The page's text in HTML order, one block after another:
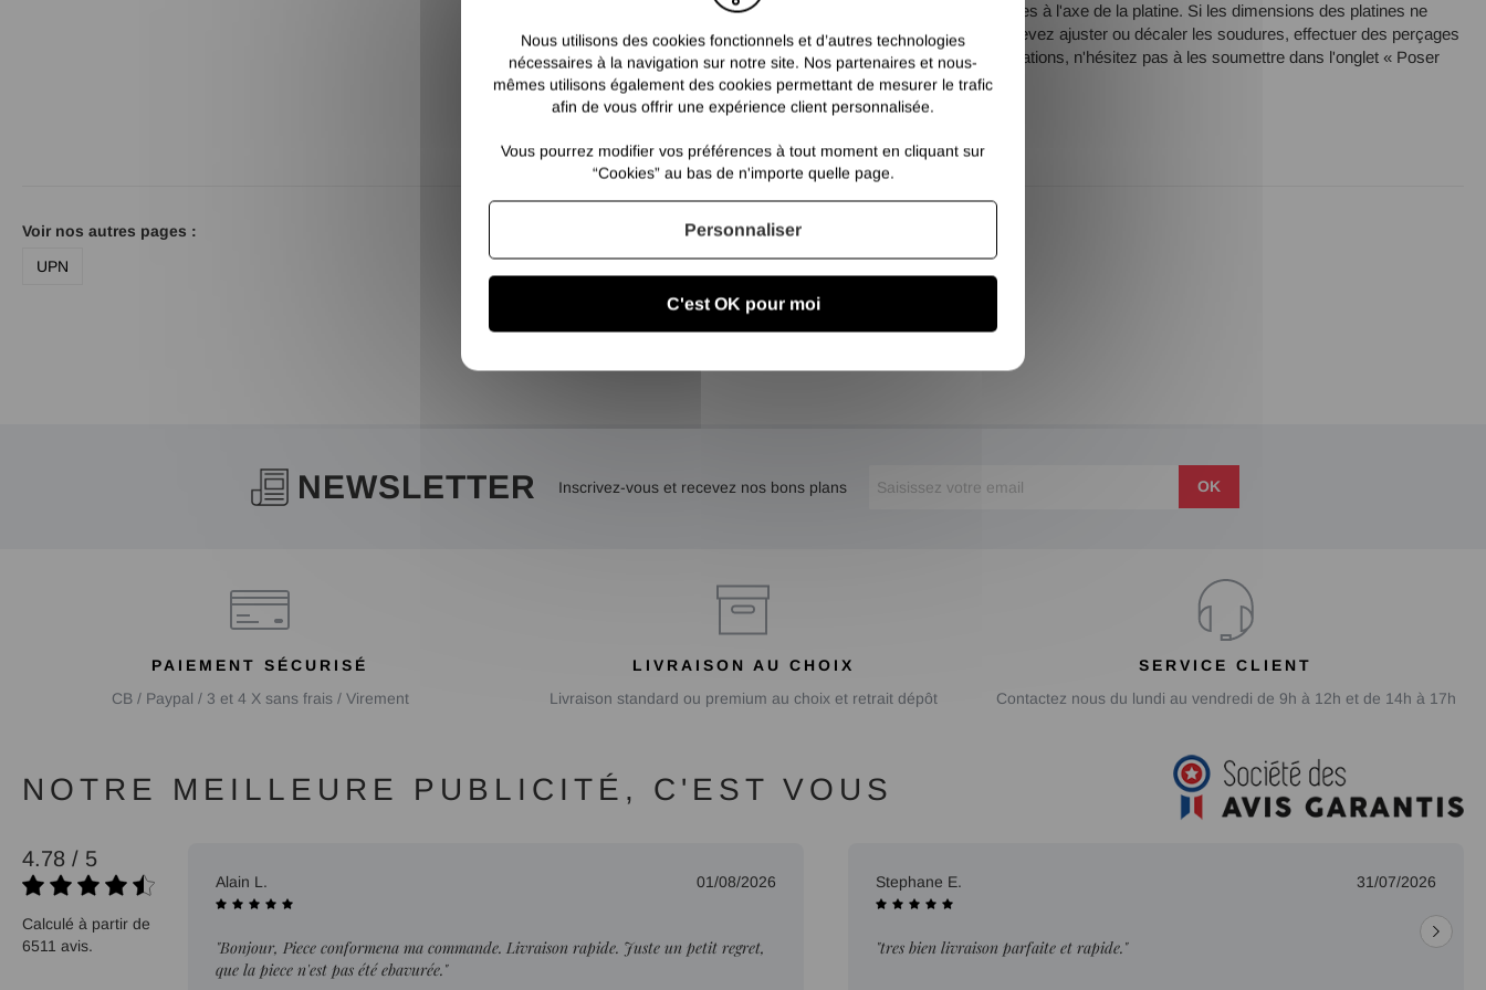
Les poutrelles sont toutes soudées à l'axe de la platine. Si les dimensions des platines ne
vous conviennent pas, si vous devez ajuster ou décaler les soudures, effectuer des perçages
ou si vous avez d'autres interrogations, n'hésitez pas à les soumettre dans l'onglet « Poser
une question ».
Voir nos autres pages :
UPN
NEWSLETTER Inscrivez-vous et recevez nos bons plans OK
PAIEMENT SÉCURISÉ
CB / Paypal / 3 et 4 X sans frais / Virement
LIVRAISON AU CHOIX
Livraison standard ou premium au choix et retrait dépôt
SERVICE CLIENT
Contactez nous du lundi au vendredi de 9h à 12h et de 14h à 17h
NOTRE MEILLEURE PUBLICITÉ, C'EST VOUS
4.78 / 5
Calculé à partir de
6511 avis.
02/08/2026 Alain L. 01/08/2026
"Bonjour, Piece conformena ma commande. Livraison rapide. Juste un petit regret,
que la piece n'est pas été ebavurée."
Stephane E. 31/07/2026
"tres bien livraison parfaite et rapide."
Nous utilisons des cookies fonctionnels et d’autres technologies
nécessaires à la navigation sur notre site. Nos partenaires et nous-
mêmes utilisons également des cookies permettant de mesurer le trafic
afin de vous offrir une expérience client personnalisée.
Vous pourrez modifier vos préférences à tout moment en cliquant sur
“Cookies” au bas de n'importe quelle page.
C'est OK pour moi
Personnaliser